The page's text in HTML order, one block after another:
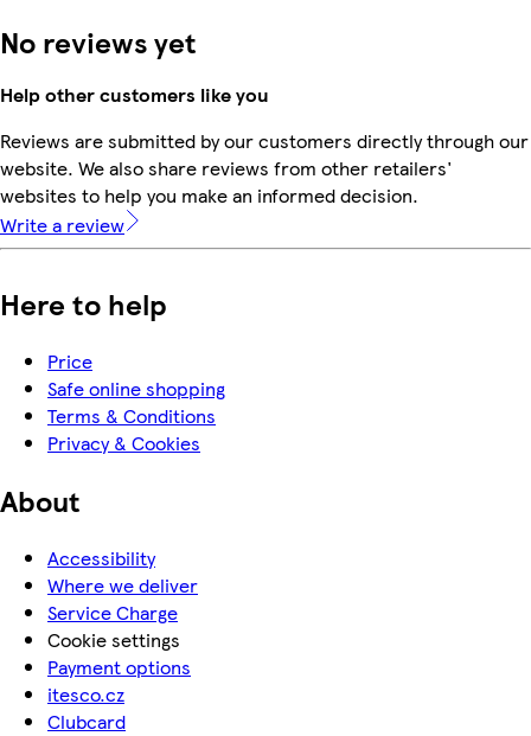
No reviews yet
Help other customers like you
Reviews are submitted by our customers directly through our
website. We also share reviews from other retailers'
websites to help you make an informed decision.
Write a review
Here to help
Price
Safe online shopping
Terms & Conditions
Privacy & Cookies
About
Accessibility
Where we deliver
Service Charge
Cookie settings
Payment options
itesco.cz
Clubcard